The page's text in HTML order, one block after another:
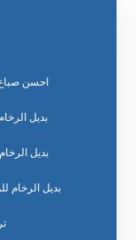
احسن
بديل
بديل
بديل الرخام